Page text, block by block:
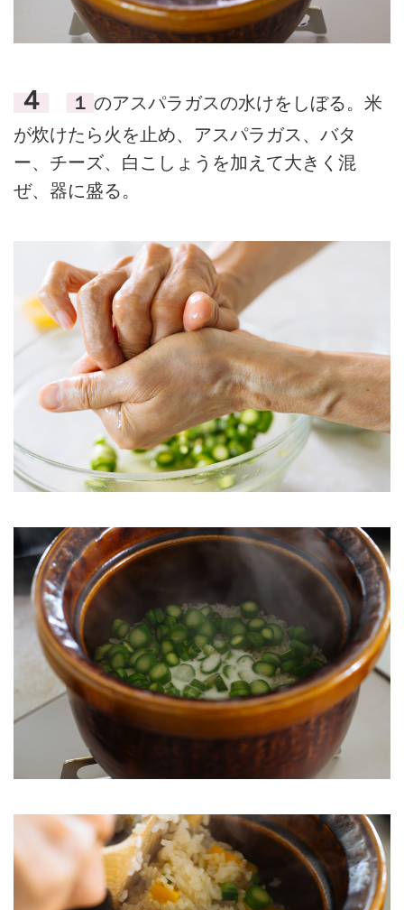
４ １ のアスパラガスの水けをしぼる。米
が炊けたら火を止め、アスパラガス、バタ
ー、チーズ、白こしょうを加えて大きく混
ぜ、器に盛る。